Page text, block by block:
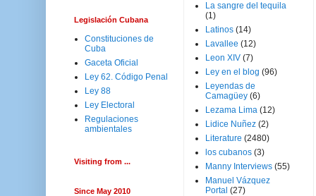
Legislación Cubana
Constituciones de
Cuba
Gaceta Oficial
Ley 62. Código Penal
Ley 88
Ley Electoral
Regulaciones
ambientales
Visiting from ...
Since May 2010
La sangre del tequila
(1)
Latinos (14)
Lavallee (12)
Leon XIV (7)
Ley en el blog (96)
Leyendas de
Camagüey (6)
Lezama Lima (12)
Lidice Nuñez (2)
Literature (2480)
los cubanos (3)
Manny Interviews (55)
Manuel Vázquez
Portal (27)